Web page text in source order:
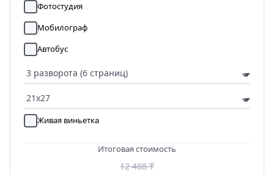
Фотостудия
Мобилограф
Автобус
Живая виньетка
Итоговая стоимость
12 488 ₸